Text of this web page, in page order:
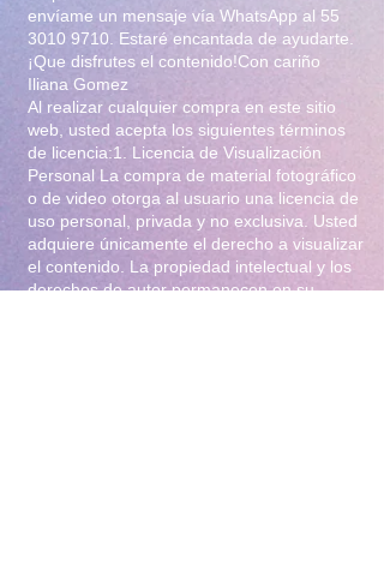
envíame un mensaje vía WhatsApp al 55
3010 9710 . Estaré encantada de ayudarte.
¡Que disfrutes el contenido!Con cariño
Iliana Gomez
Al realizar cualquier compra en este sitio
web, usted acepta los siguientes términos
de licencia:1. Licencia de Visualización
Personal La compra de material fotográfico
o de video otorga al usuario una licencia de
uso personal, privada y no exclusiva. Usted
adquiere únicamente el derecho a visualizar
el contenido. La propiedad intelectual y los
derechos de autor permanecen en su